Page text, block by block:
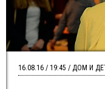
16.08.16 / 19:45 / ДОМ И